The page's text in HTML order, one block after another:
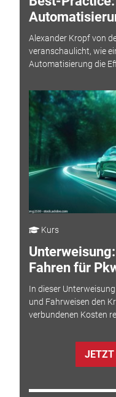
Alexander Kropf von
veranschaulicht, wie
Automatisierung die
Kurs
Fahren für
In dieser
und Fahrweisen den
verbundenen Kosten
JETZT